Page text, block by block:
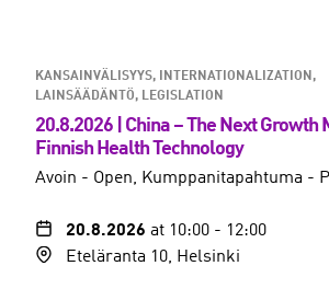
KANSAINVÄLISYYS, INTERNATIONALIZATION
LAINSÄÄDÄNTÖ, LEGISLATION
20.8.2026 | China – The Next Growth
Finnish Health Technology
Avoin - Open Kumppanitapahtuma -
20.8.2026 at 10:00 - 12:00
Eteläranta 10, Helsinki